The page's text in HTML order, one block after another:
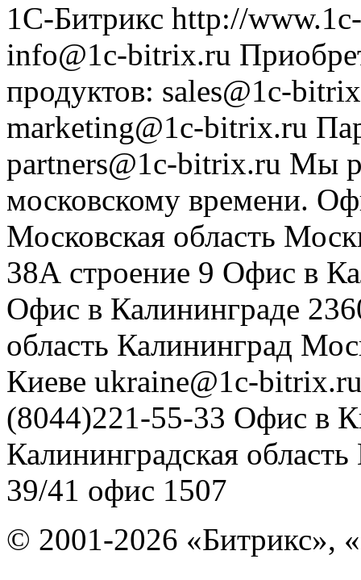
1С-Битрикс http://
info@1c-bitrix.ru
продуктов: sales@1c-
marketing@1c-bitrix.ru
partners@1c-bitrix.ru Мы
московскому времени.
Московская область
38А строение 9 Офис в
Офис в Калининграде
область Калининград
Киеве ukraine@1c-
(8044)221-55-33 Офис в
Калининградская область
39/41 офис 1507
© 2001-2026 «Битрикс»,